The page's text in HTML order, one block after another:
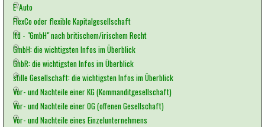
E-Auto
FlexCo oder flexible Kapitalgesellschaft
ltd - "GmbH" nach britischem/irischem Recht
GmbH: die wichtigsten Infos im Überblick
GnbR: die wichtigsten Infos im Überblick
stille Gesellschaft: die wichtigsten Infos im Überblick
Vor- und Nachteile einer KG (Kommanditgesellschaft)
Vor- und Nachteile einer OG (offenen Gesellschaft)
Vor- und Nachteile eines Einzelunternehmens